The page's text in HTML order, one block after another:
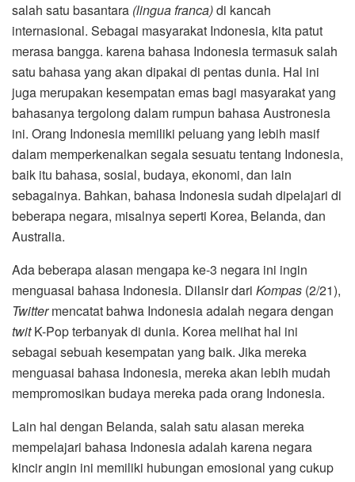
salah satu basantara (lingua franca)di kancah
internasional. Sebagai masyarakat Indonesia, kita patut
merasa bangga. karena bahasa Indonesia termasuk salah
satu bahasa yang akan dipakai di pentas dunia. Hal ini
juga merupakan kesempatan emas bagi masyarakat yang
bahasanya tergolong dalam rumpun bahasa Austronesia
ini. Orang Indonesia memiliki peluang yang lebih masif
dalam memperkenalkan segala sesuatu tentang Indonesia,
baik itu bahasa, sosial, budaya, ekonomi, dan lain
sebagainya. Bahkan, bahasa Indonesia sudah dipelajari di
beberapa negara, misalnya seperti Korea, Belanda, dan
Australia.
Ada beberapa alasan mengapa ke-3 negara ini ingin
menguasai bahasa Indonesia. Dilansir dari Kompas (2/21),
Twittermencatat bahwa Indonesia adalah negara dengan
twitK-Pop terbanyak di dunia. Korea melihat hal ini
sebagai sebuah kesempatan yang baik. Jika mereka
menguasai bahasa Indonesia, mereka akan lebih mudah
mempromosikan budaya mereka pada orang Indonesia.
Lain hal dengan Belanda, salah satu alasan mereka
mempelajari bahasa Indonesia adalah karena negara
kincir angin ini memiliki hubungan emosional yang cukup